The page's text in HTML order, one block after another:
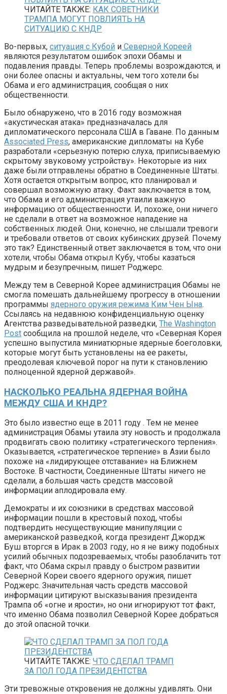
ЧИТАЙТЕ ТАКЖЕ: КАК СОВЕТНИКИ
ТРАМПА МОГУТ ПОВЛИЯТЬ НА
СИТУАЦИЮ С КНДР
Во-первых, ситуация с Кубой и Северной Кореей
являются результатом ошибок эпохи Обамы и
подавления правды. Теперь проблемы возрождаются, и
они более опасны и актуальны, чем того хотели бы
Обама и его администрация, сообщая о них
общественности.
Было обнаружено, что в 2016 году возможная
«акустическая атака» предназначалась для
дипломатического персонала США в Гаване. По данным
Associated Press, американские дипломаты на Кубе
разработали «серьезную потерю слуха, приписываемую
скрытому звуковому устройству». Некоторые из них
даже были отправлены обратно в Соединенные Штаты.
Хотя остается открытым вопрос, кто планировал и
совершал возможную атаку. Факт заключается в том,
что Обама и его администрация утаили важную
информацию от общественности. И, похоже, они ничего
не сделали в ответ на возможное нападение на
собственных людей. Они, конечно, не слышали тревоги
и требовали ответов от своих кубинских друзей. Почему
это так? Единственный ответ заключается в том, что они
хотели, чтобы Обама открыл Кубу, чтобы казаться
мудрым и безупречным, пишет Роджерс.
Между тем в Северной Корее администрация Обамы не
смогла помешать дальнейшему прогрессу в отношении
программы ядерного оружия режима Ким Чен Ына.
Ссылаясь на недавнюю конфиденциальную оценку
Агентства разведывательной разведки, The Washington
Post сообщила на прошлой неделе, что «Северная Корея
успешно выпустила миниатюрные ядерные боеголовки,
которые могут быть установлены на ее ракеты,
преодолевая ключевой порог на пути к становлению
полноценной ядерной державой».
НАСКОЛЬКО РЕАЛЬНА ЯДЕРНАЯ ВОЙНА
МЕЖДУ США И КНДР?
Это было известно еще в 2011 году . Тем не менее
администрация Обамы утаила эту новость и продолжала
продвигать свою политику «стратегического терпения».
Оказывается, «стратегическое терпение» в Азии было
похоже на «лидирующее отставание» на Ближнем
Востоке. В частности, Соединенные Штаты ничего не
сделали, а большая часть средств массовой
информации аплодировала ему.
Демократы и их союзники в средствах массовой
информации пошли в крестовый поход, чтобы
подтвердить несуществующие манипуляции с
американской разведкой, когда президент Джордж
Буш вторгся в Ирак в 2003 году, но я не вижу подобных
усилий обычных подозреваемых, чтобы разоблачить тот
факт, что Обама скрыл правду о быстром развитии
Северной Кореи своего ядерного оружия, пишет
Роджерс. Значительная часть средств массовой
информации цитируют высказывания президента
Трампа об «огне и ярости», но они игнорируют тот факт,
что именно Обама позволил Северной Корее добраться
до этой опасной точки.
ЧИТАЙТЕ ТАКЖЕ: ЧТО СДЕЛАЛ ТРАМП
ЗА ПОЛ ГОДА ПРЕЗИДЕНТСТВА
Эти тревожные откровения не должны удивлять. Они